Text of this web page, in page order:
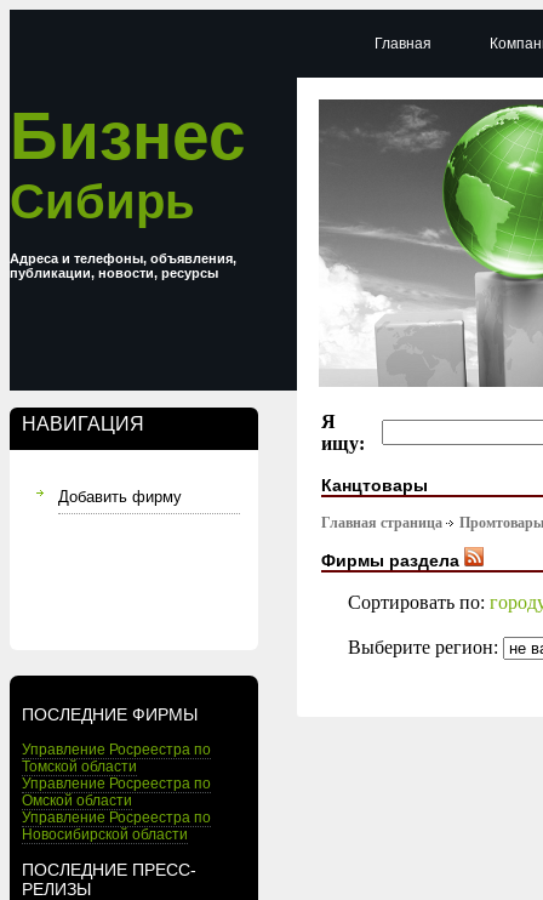
Бизнес
Сибирь
Адреса и телефоны, объявления,
публикации, новости, ресурсы
НАВИГАЦИЯ
Добавить фирму
ПОСЛЕДНИЕ ФИРМЫ
Управление Росреестра по
Томской области
Управление Росреестра по
Омской области
Управление Росреестра по
Новосибирской области
ПОСЛЕДНИЕ ПРЕСС-
РЕЛИЗЫ
Главная
Я
ищу:
Канцтовары
Главная страница Промтовары
Фирмы раздела
Сортировать по:
Выберите регион: